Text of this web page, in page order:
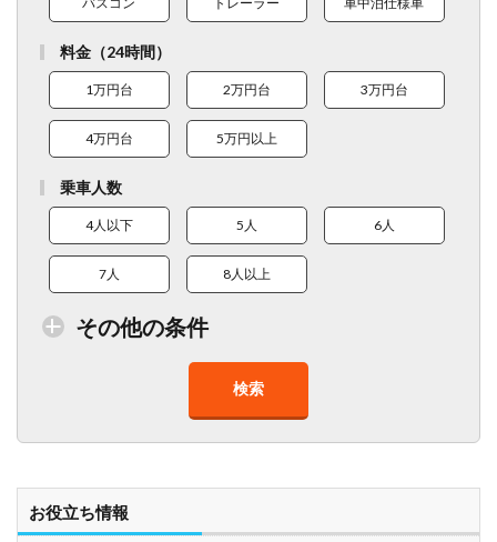
料金（24時間）
1万円台 2万円台 3万円台
4万円台 5万円以上
乗車人数
4人以下 5人 6人
7人 8人以上
その他の条件
車椅子対応
検索
お役立ち情報